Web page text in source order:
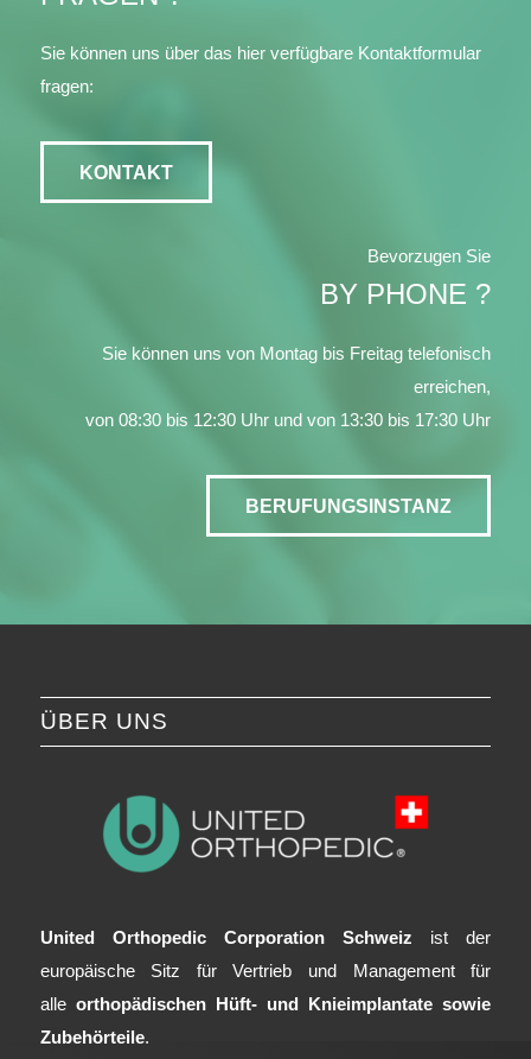
Sie können uns über das hier verfügbare Kontaktformular
fragen:
KONTAKT
Bevorzugen Sie
BY PHONE ?
Sie können uns von Montag bis Freitag telefonisch
erreichen,
von 08:30 bis 12:30 Uhr und von 13:30 bis 17:30 Uhr
BERUFUNGSINSTANZ
ÜBER UNS
United Orthopedic Corporation Schweiz ist der
europäische Sitz für Vertrieb und Management für
alle orthopädischen Hüft- und Knieimplantate sowie
Zubehörteile.